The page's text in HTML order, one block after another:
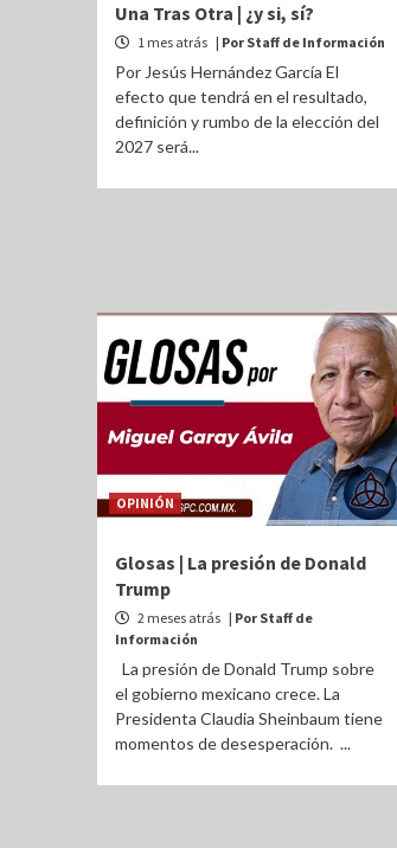
Una Tras Otra | ¿y si, sí?
1 mes atrás | Por Staff de Información
Por Jesús Hernández García El
efecto que tendrá en el resultado,
definición y rumbo de la elección del
2027 será...
OPINIÓN
Glosas | La presión de Donald
Trump
2 meses atrás | Por Staff de
Información
La presión de Donald Trump sobre
el gobierno mexicano crece. La
Presidenta Claudia Sheinbaum tiene
momentos de desesperación. ...